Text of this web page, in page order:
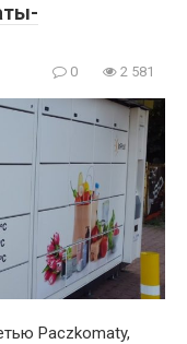
0 2 581
Paczkomaty,